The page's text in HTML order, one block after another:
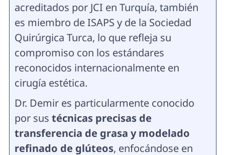
acreditados por JCI en Turquía, también
es miembro de ISAPS y de la Sociedad
Quirúrgica Turca, lo que refleja su
compromiso con los estándares
reconocidos internacionalmente en
cirugía estética.
Dr. Demir es particularmente conocido
por sus técnicas precisas de
transferencia de grasa y modelado
refinado de glúteos, enfocándose en